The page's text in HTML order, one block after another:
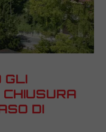
GLI
DI